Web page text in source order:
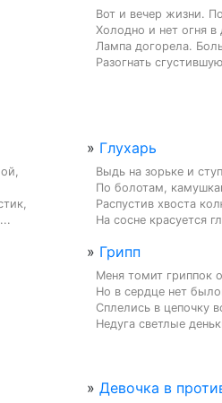
Вот и вечер жизни.
Холодно и нет огня в
Лампа догорела.
Разогнать
» Глухарь
Выдь на зорьке и
По болотам,
Распустив хвоста
На сосне красуется
» Грипп
Меня томит гриппок
Но в сердце нет
Сплелись в цепочку
Недуга светлые
» Девочка в